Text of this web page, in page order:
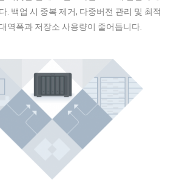
. 백업 시 중복 제거, 다중버전 관리 및 최적
역폭과 저장소 사용량이 줄어듭니다.